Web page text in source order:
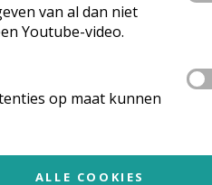
van al dan niet
Youtube-video.
op maat kunnen
ALLE COOKIES